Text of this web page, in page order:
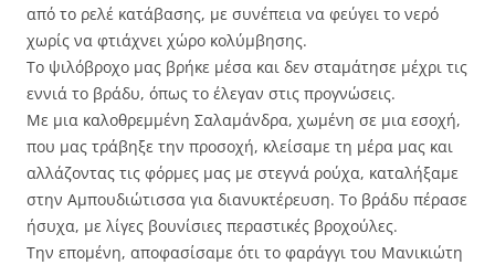
από το ρελέ κατάβασης, με συνέπεια να φεύγει το νερό
χωρίς να φτιάχνει χώρο κολύμβησης.
Το ψιλόβροχο μας βρήκε μέσα και δεν σταμάτησε μέχρι τις
εννιά το βράδυ, όπως το έλεγαν στις προγνώσεις.
Με μια καλοθρεμμένη Σαλαμάνδρα, χωμένη σε μια εσοχή,
που μας τράβηξε την προσοχή, κλείσαμε τη μέρα μας και
αλλάζοντας τις φόρμες μας με στεγνά ρούχα, καταλήξαμε
στην Αμπουδιώτισσα για διανυκτέρευση. Το βράδυ πέρασε
ήσυχα, με λίγες βουνίσιες περαστικές βροχούλες.
Την επομένη, αποφασίσαμε ότι το φαράγγι του Μανικιώτη